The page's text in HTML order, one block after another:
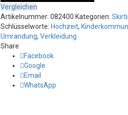
Vergleichen
Artikelnummer: 082400 Kategorien:
Schlüsselworte: Hochzeit,
Umrandung, Verkleidung
Share
Facebook
Google
Email
WhatsApp